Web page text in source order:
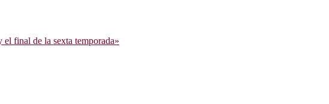
final de la sexta temporada»